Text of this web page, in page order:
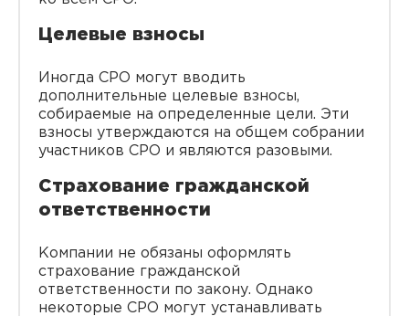
Целевые взносы
Иногда СРО могут вводить
дополнительные целевые взносы,
собираемые на определенные цели. Эти
взносы утверждаются на общем собрании
участников СРО и являются разовыми.
Страхование гражданской
ответственности
Компании не обязаны оформлять
страхование гражданской
ответственности по закону. Однако
некоторые СРО могут устанавливать